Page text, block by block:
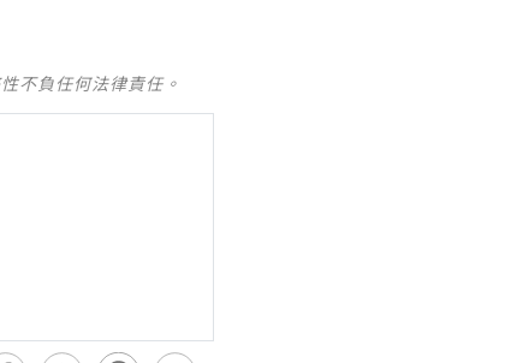
不負任何法律責任。